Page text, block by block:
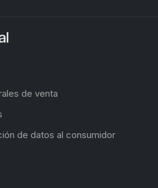
de venta
de datos al consumidor